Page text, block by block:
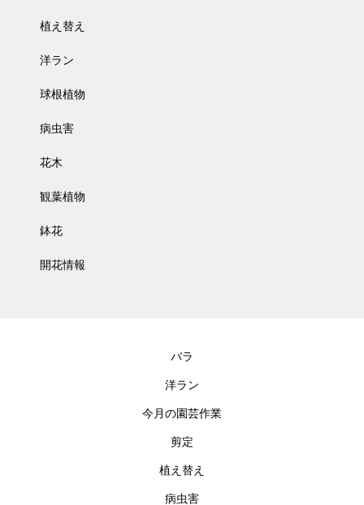
植え替え
洋ラン
球根植物
病虫害
花木
観葉植物
鉢花
開花情報
バラ
洋ラン
今月の園芸作業
剪定
植え替え
病虫害